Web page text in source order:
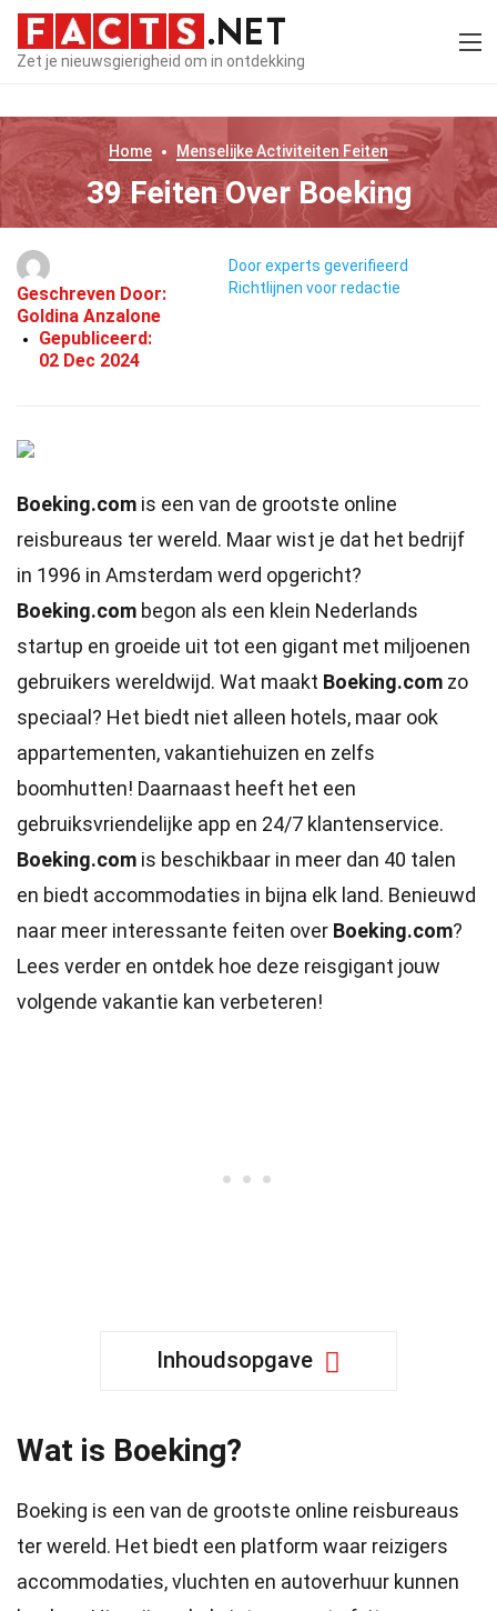
Zet je nieuwsgierigheid om in ontdekking
Home Menselijke Activiteiten Feiten
39 Feiten Over Boeking
Geschreven Door:
Goldina Anzalone
Gepubliceerd:
02 Dec 2024
Door experts geverifieerd
Richtlijnen voor redactie
Boeking.com is een van de grootste online
reisbureaus ter wereld. Maar wist je dat het bedrijf
in 1996 in Amsterdam werd opgericht?
Boeking.com begon als een klein Nederlands
startup en groeide uit tot een gigant met miljoenen
gebruikers wereldwijd. Wat maakt Boeking.com zo
speciaal? Het biedt niet alleen hotels, maar ook
appartementen, vakantiehuizen en zelfs
boomhutten! Daarnaast heeft het een
gebruiksvriendelijke app en 24/7 klantenservice.
Boeking.com is beschikbaar in meer dan 40 talen
en biedt accommodaties in bijna elk land. Benieuwd
naar meer interessante feiten over Boeking.com?
Lees verder en ontdek hoe deze reisgigant jouw
volgende vakantie kan verbeteren!
Inhoudsopgave
Wat is Boeking?
Boeking is een van de grootste online reisbureaus
ter wereld. Het biedt een platform waar reizigers
accommodaties, vluchten en autoverhuur kunnen